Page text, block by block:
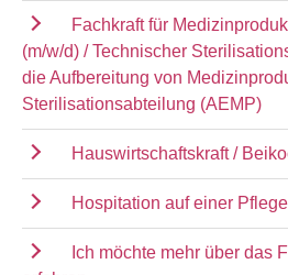
Fachkraft für
(m/w/d) / Technischer
die Aufbereitung von
Sterilisationsabteilung (AEMP)
Hauswirtschaftskraft /
Hospitation auf einer
Ich möchte mehr über das